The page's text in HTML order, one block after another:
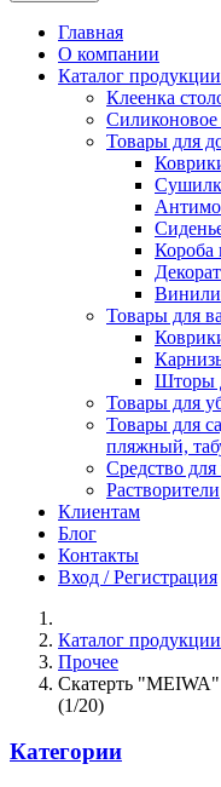
Главная
О компании
Каталог продукции
Клеенка
Силиконовое
Товары для
Короба
Товары для
Шторы
Товары для
Товары для
пляжный,
Средство для
Растворители
Клиентам
Блог
Контакты
Вход / Регистрация
Каталог продукции
Прочее
Скатерть
(1/20)
Категории